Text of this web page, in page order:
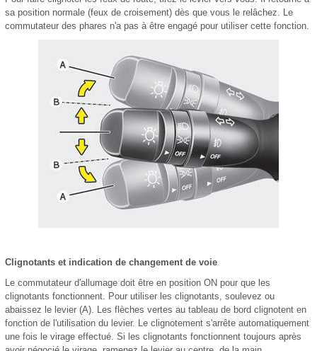
sa position normale (feux de croisement) dès que vous le relâchez. Le
commutateur des phares n'a pas à être engagé pour utiliser cette fonction.
Clignotants et indication de changement de voie
Le commutateur d'allumage doit être en position ON pour que les
clignotants fonctionnent. Pour utiliser les clignotants, soulevez ou
abaissez le levier (A). Les flèches vertes au tableau de bord clignotent en
fonction de l'utilisation du levier. Le clignotement s'arrête automatiquement
une fois le virage effectué. Si les clignotants fonctionnent toujours après